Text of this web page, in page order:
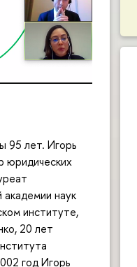
95 лет. Игорь
юридических
академии наук
институте,
20 лет
год Игорь